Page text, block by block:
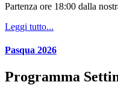
Partenza ore 18:00 dalla
Leggi tutto...
Pasqua 2026
Programma